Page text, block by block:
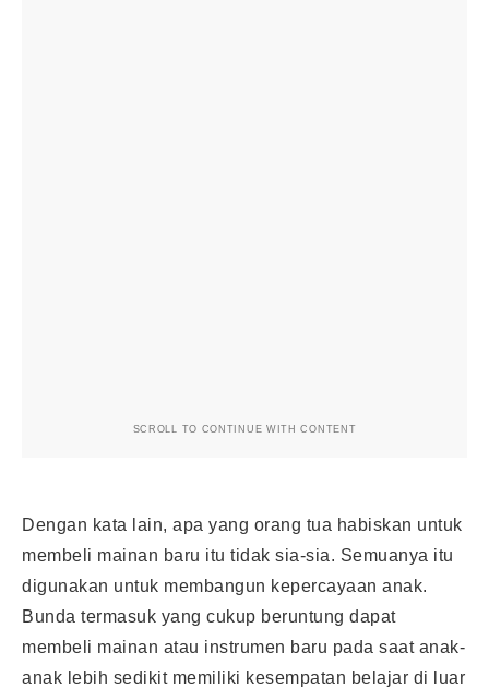
SCROLL TO CONTINUE WITH CONTENT
Dengan kata lain, apa yang orang tua habiskan untuk
membeli mainan baru itu tidak sia-sia. Semuanya itu
digunakan untuk membangun kepercayaan anak.
Bunda termasuk yang cukup beruntung dapat
membeli mainan atau instrumen baru pada saat anak-
anak lebih sedikit memiliki kesempatan belajar di luar